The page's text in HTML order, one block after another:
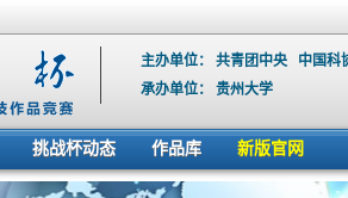
主办单位：共青团中央
中国科
承办单位：贵州大学
挑战杯动态 作品库 新版官网